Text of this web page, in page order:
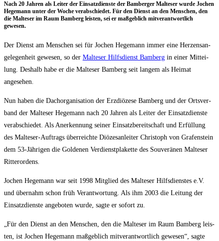
Nach 20 Jah­ren als Lei­ter der Ein­satz­diens­te der Bam­ber­ger Mal­te­ser wur­de Jochen
Hege­mann unter der Woche ver­ab­schie­det. Für den Dienst an den Men­schen, den
die Mal­te­ser im Raum Bam­berg leis­ten, sei er maß­geb­lich mit­ver­ant­wort­lich
gewesen.
Der Dienst am Men­schen sei für Jochen Hege­mann immer eine Her­zens­an­
ge­le­gen­heit gewe­sen, so der Mal­te­ser Hilfs­dienst Bam­berg in einer Mit­tei­
lung. Des­halb habe er die Mal­te­ser Bam­berg seit lan­gem als Hei­mat
angesehen.
Nun haben die Dach­or­ga­ni­sa­ti­on der Erz­diö­ze­se Bam­berg und der Orts­ver­
band der Mal­te­ser Hege­mann nach 20 Jah­ren als Lei­ter der Ein­satz­diens­te
ver­ab­schie­det. Als Aner­ken­nung sei­ner Ein­satz­be­reit­schaft und Erfül­lung
des Mal­te­ser-Auf­trags über­reich­te Diö­ze­san­lei­ter Chris­toph von Gra­fen­stein
dem 53-Jäh­ri­gen die Gol­de­nen Ver­dienst­pla­ket­te des Sou­ve­rä­nen Mal­te­ser
Ritterordens.
Jochen Hege­mann war seit 1998 Mit­glied des Mal­te­ser Hilfs­diens­tes e.V.
und über­nahm schon früh Ver­ant­wor­tung. Als ihm 2003 die Lei­tung der
Ein­satz­diens­te ange­bo­ten wur­de, sag­te er sofort zu.
„Für den Dienst an den Men­schen, den die Mal­te­ser im Raum Bam­berg leis­
ten, ist Jochen Hege­mann maß­geb­lich mit­ver­ant­wort­lich gewe­sen“, sag­te